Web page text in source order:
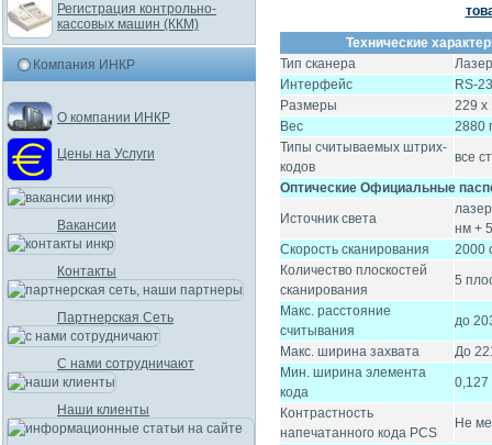
Технические
Тип сканера
Интерфейс
RS-
Размеры
229 х
Вес
2880 г
Типы считываемых штрих-
кодов
все
Оптические Официальные
Источник света
нм +
Скорость сканирования
2000
Количество плоскостей
сканирования
5
Макс. расстояние
считывания
до
Макс. ширина захвата
До
Мин. ширина элемента
кода
0,127
Контрастность
напечатанного кода PCS
Не
Регистрация контрольно-
кассовых машин (ККМ)
Компания ИНКР
О компании ИНКР
Цены на Услуги
Вакансии
Контакты
Партнерская Сеть
С нами сотрудничают
Наши клиенты